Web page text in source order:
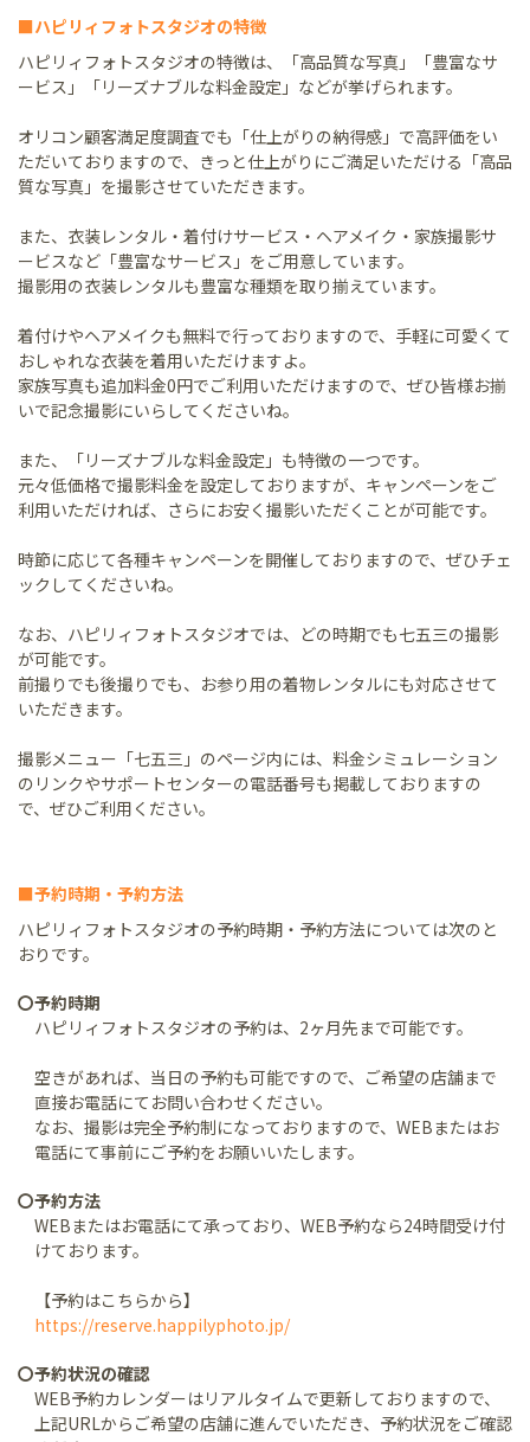
■ハピリィフォトスタジオの特徴
ハピリィフォトスタジオの特徴は、「高品質な写真」「豊富なサ
ービス」「リーズナブルな料金設定」などが挙げられます。
オリコン顧客満足度調査でも「仕上がりの納得感」で高評価をい
ただいておりますので、きっと仕上がりにご満足いただける「高品
質な写真」を撮影させていただきます。
また、衣装レンタル・着付けサービス・ヘアメイク・家族撮影サ
ービスなど「豊富なサービス」をご用意しています。
撮影用の衣装レンタルも豊富な種類を取り揃えています。
着付けやヘアメイクも無料で行っておりますので、手軽に可愛くて
おしゃれな衣装を着用いただけますよ。
家族写真も追加料金0円でご利用いただけますので、ぜひ皆様お揃
いで記念撮影にいらしてくださいね。
また、「リーズナブルな料金設定」も特徴の一つです。
元々低価格で撮影料金を設定しておりますが、キャンペーンをご
利用いただければ、さらにお安く撮影いただくことが可能です。
時節に応じて各種キャンペーンを開催しておりますので、ぜひチェ
ックしてくださいね。
なお、ハピリィフォトスタジオでは、どの時期でも七五三の撮影
が可能です。
前撮りでも後撮りでも、お参り用の着物レンタルにも対応させて
いただきます。
撮影メニュー「七五三」のページ内には、料金シミュレーション
のリンクやサポートセンターの電話番号も掲載しておりますの
で、ぜひご利用ください。
■予約時期・予約方法
ハピリィフォトスタジオの予約時期・予約方法については次のと
おりです。
〇予約時期
ハピリィフォトスタジオの予約は、2ヶ月先まで可能です。
空きがあれば、当日の予約も可能ですので、ご希望の店舗まで
直接お電話にてお問い合わせください。
なお、撮影は完全予約制になっておりますので、WEBまたはお
電話にて事前にご予約をお願いいたします。
〇予約方法
WEBまたはお電話にて承っており、WEB予約なら24時間受け付
けております。
【予約はこちらから】
https://reserve.happilyphoto.jp/
〇予約状況の確認
WEB予約カレンダーはリアルタイムで更新しておりますので、
上記URLからご希望の店舗に進んでいただき、予約状況をご確認